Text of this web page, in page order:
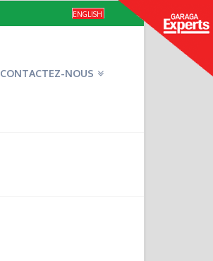
ENGLISH
CONTACTEZ-NOUS